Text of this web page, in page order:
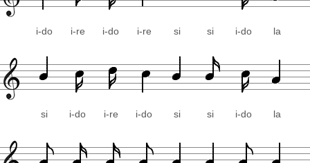
i-do i-re i-do i-re si si i-do la
si i-do i-re i-do si si i-do la